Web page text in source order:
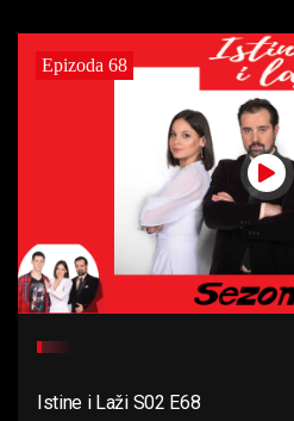
Epizoda 68
Istine i Laži S02 E68